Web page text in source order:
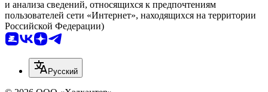
и анализа сведений, относящихся к предпочтениям
пользователей сети «Интернет», находящихся на территории
Российской Федерации)
Русский